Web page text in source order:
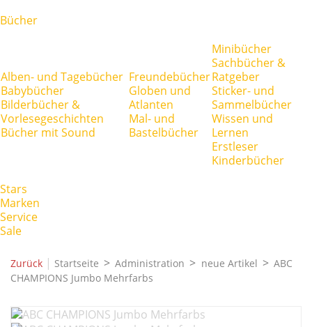
Bücher
Alben- und Tagebücher
Babybücher
Bilderbücher &
Vorlesegeschichten
Bücher mit Sound
Freundebücher
Globen und
Atlanten
Mal- und
Bastelbücher
Minibücher
Sachbücher &
Ratgeber
Sticker- und
Sammelbücher
Wissen und
Lernen
Erstleser
Kinderbücher
Stars
Marken
Service
Sale
Zurück | Startseite Administration neue Artikel
ABC
CHAMPIONS Jumbo Mehrfarbs